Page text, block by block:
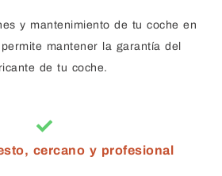
y mantenimiento de tu coche en
mantener la garantía del
de tu coche.
cercano y profesional